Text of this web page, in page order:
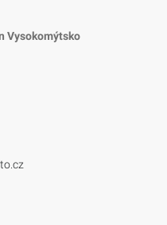
Vysokomýtsko